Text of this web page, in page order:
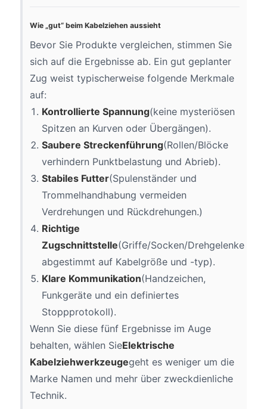
Wie „gut“ beim Kabelziehen aussieht
Bevor Sie Produkte vergleichen, stimmen Sie
sich auf die Ergebnisse ab. Ein gut geplanter
Zug weist typischerweise folgende Merkmale
auf:
Kontrollierte Spannung(keine mysteriösen
Spitzen an Kurven oder Übergängen).
Saubere Streckenführung(Rollen/Blöcke
verhindern Punktbelastung und Abrieb).
Stabiles Futter(Spulenständer und
Trommelhandhabung vermeiden
Verdrehungen und Rückdrehungen.)
Richtige
Zugschnittstelle(Griffe/Socken/Drehgelenke
abgestimmt auf Kabelgröße und -typ).
Klare Kommunikation(Handzeichen,
Funkgeräte und ein definiertes
Stoppprotokoll).
Wenn Sie diese fünf Ergebnisse im Auge
behalten, wählen SieElektrische
Kabelziehwerkzeugegeht es weniger um die
Marke Namen und mehr über zweckdienliche
Technik.